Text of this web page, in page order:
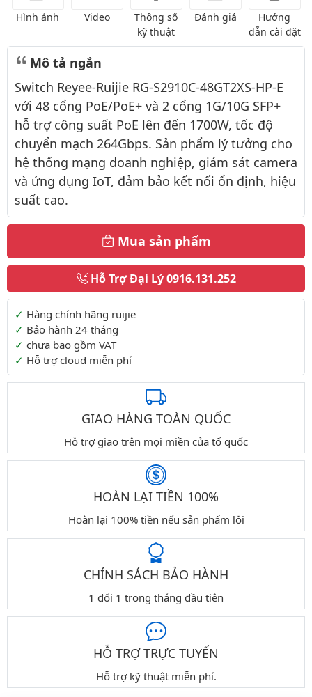
Hình ảnh Video
Thông số
kỹ thuật
Đánh giá
Hướng
dẫn cài đặt
Mô tả ngắn
Switch Reyee-Ruijie RG-S2910C-48GT2XS-HP-E
với 48 cổng PoE/PoE+ và 2 cổng 1G/10G SFP+
hỗ trợ công suất PoE lên đến 1700W, tốc độ
chuyển mạch 264Gbps. Sản phẩm lý tưởng cho
hệ thống mạng doanh nghiệp, giám sát camera
và ứng dụng IoT, đảm bảo kết nối ổn định, hiệu
suất cao.
Mua sản phẩm
Hỗ Trợ Đại Lý0916.131.252
Thông tin thêm
Hàng chính hãng ruijie
Bảo hành 24 tháng
chưa bao gồm VAT
Hỗ trợ cloud miễn phí
GIAO HÀNG TOÀN QUỐC
Hỗ trợ giao trên mọi miền của tổ quốc
HOÀN LẠI TIỀN 100%
Hoàn lại 100% tiền nếu sản phẩm lỗi
CHÍNH SÁCH BẢO HÀNH
1 đổi 1 trong tháng đầu tiên
HỖ TRỢ TRỰC TUYẾN
Hỗ trợ kỹ thuật miễn phí.